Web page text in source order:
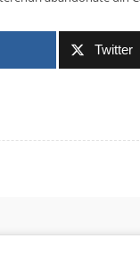
Twitter